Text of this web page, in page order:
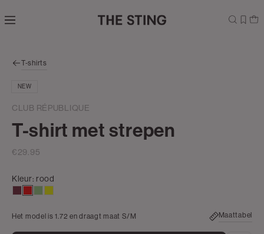
direct naar
zoekbalk
naar de
T-shirts
NEW
CLUB RÉPUBLIQUE
T-shirt met strepen
€29.95
Kleur: rood
Het model is 1.72 en draagt maat S/M Maattabel